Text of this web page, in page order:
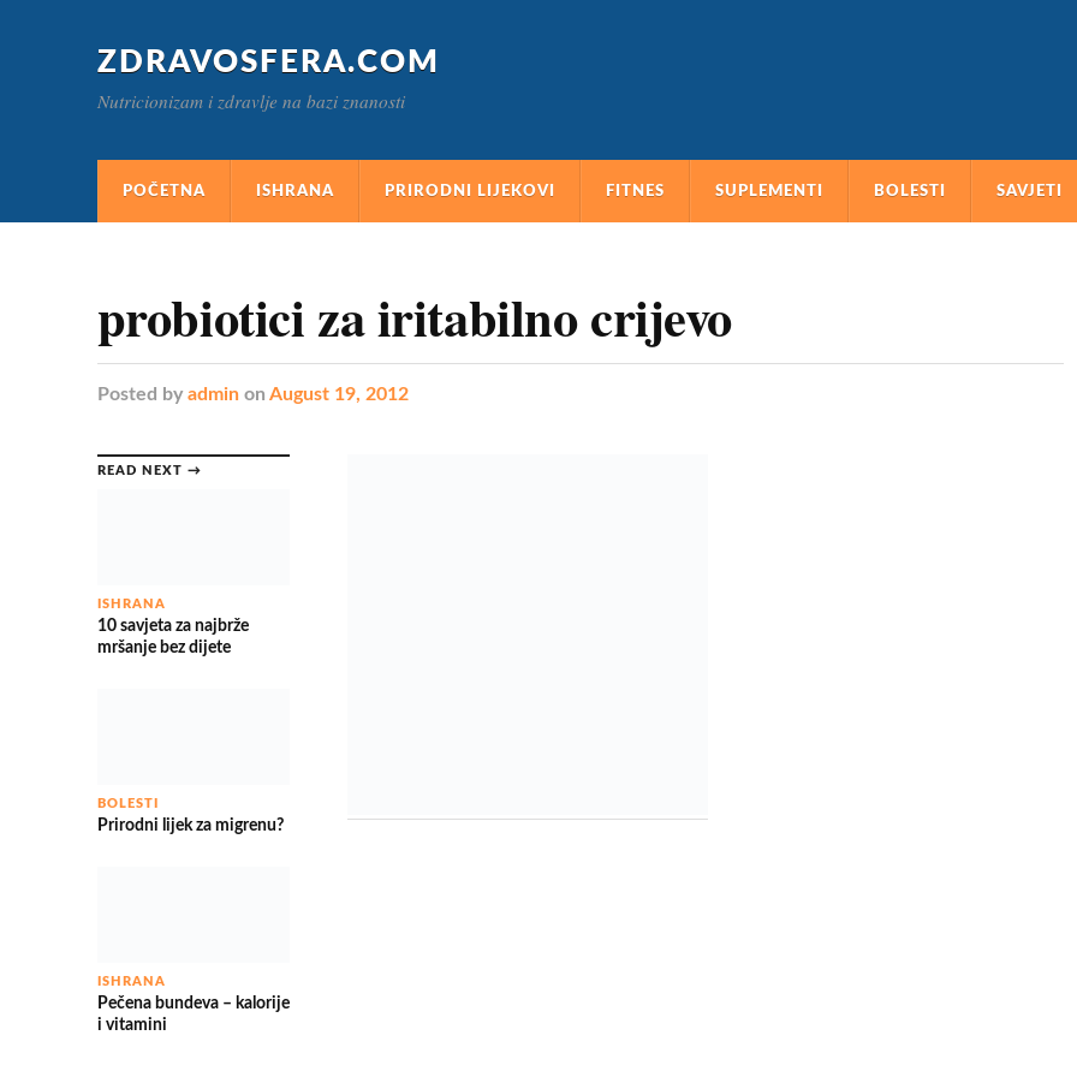
ZDRAVOSFERA.COM
Nutricionizam i zdravlje na bazi znanosti
POČETNA ISHRANA PRIRODNI LIJEKOVI FITNES SUPLEMENTI BOLESTI SAVJETI
probiotici za iritabilno crijevo
Posted by admin on August 19, 2012
READ NEXT →
ISHRANA
10 savjeta za najbrže
mršanje bez dijete
BOLESTI
Prirodni lijek za migrenu?
ISHRANA
Pečena bundeva – kalorije
i vitamini